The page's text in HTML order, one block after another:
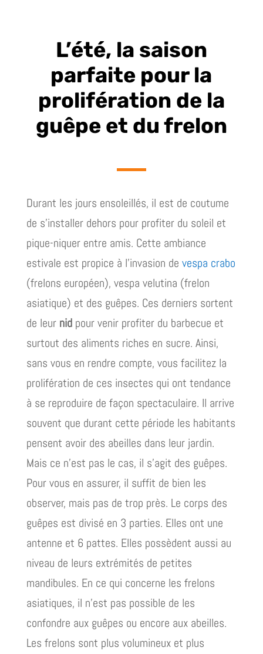
L’été, la saison
parfaite pour la
prolifération de la
guêpe et du frelon
Durant les jours ensoleillés, il est de coutume
de s’installer dehors pour profiter du soleil et
pique-niquer entre amis. Cette ambiance
estivale est propice à l’invasion de vespa crabo
(frelons européen), vespa velutina (frelon
asiatique) et des guêpes. Ces derniers sortent
de leur nidpour venir profiter du barbecue et
surtout des aliments riches en sucre. Ainsi,
sans vous en rendre compte, vous facilitez la
prolifération de ces insectes qui ont tendance
à se reproduire de façon spectaculaire. Il arrive
souvent que durant cette période les habitants
pensent avoir des abeilles dans leur jardin.
Mais ce n’est pas le cas, il s’agit des guêpes.
Pour vous en assurer, il suffit de bien les
observer, mais pas de trop près. Le corps des
guêpes est divisé en 3 parties. Elles ont une
antenne et 6 pattes. Elles possèdent aussi au
niveau de leurs extrémités de petites
mandibules. En ce qui concerne les frelons
asiatiques, il n’est pas possible de les
confondre aux guêpes ou encore aux abeilles.
Les frelons sont plus volumineux et plus